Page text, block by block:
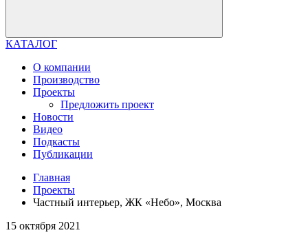
КАТАЛОГ
О компании
Производство
Проекты
Предложить проект
Новости
Видео
Подкасты
Публикации
Главная
Проекты
Частный интерьер, ЖК «Небо», Москва
15 октября 2021